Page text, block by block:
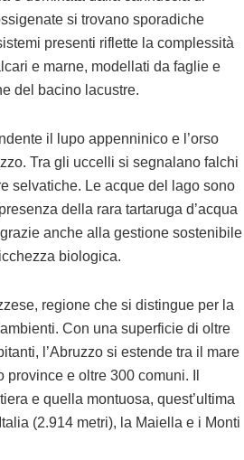
si trovano sporadiche
presenti riflette la complessità
e marne, modellati da faglie e
del bacino lacustre.
il lupo appenninico e l’orso
Tra gli uccelli si segnalano falchi
selvatiche. Le acque del lago sono
della rara tartaruga d’acqua
anche alla gestione sostenibile
biologica.
regione che si distingue per la
Con una superficie di oltre
l’Abruzzo si estende tra il mare
e oltre 300 comuni. Il
e quella montuosa, quest’ultima
(2.914 metri), la Maiella e i Monti